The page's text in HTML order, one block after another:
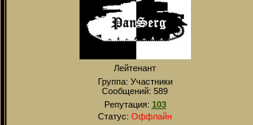
Лейтенант
Группа: Участники
Сообщений: 589
Репутация: 103
Статус: Оффлайн